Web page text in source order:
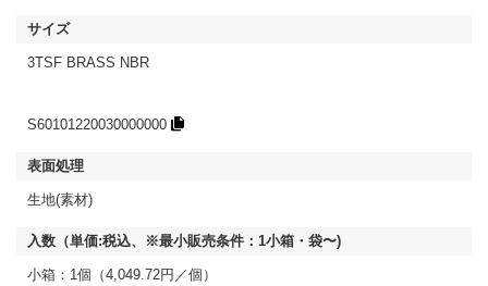
3TSF BRASS NBR
S60101220030000000
生地(素材)
小箱：1個（4,049.72円／個）